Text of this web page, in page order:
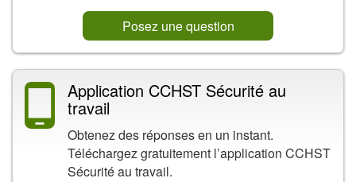
Posez une question
Application CCHST Sécurité au
travail
Obtenez des réponses en un instant.
Téléchargez gratuitement l’application CCHST
Sécurité au travail.